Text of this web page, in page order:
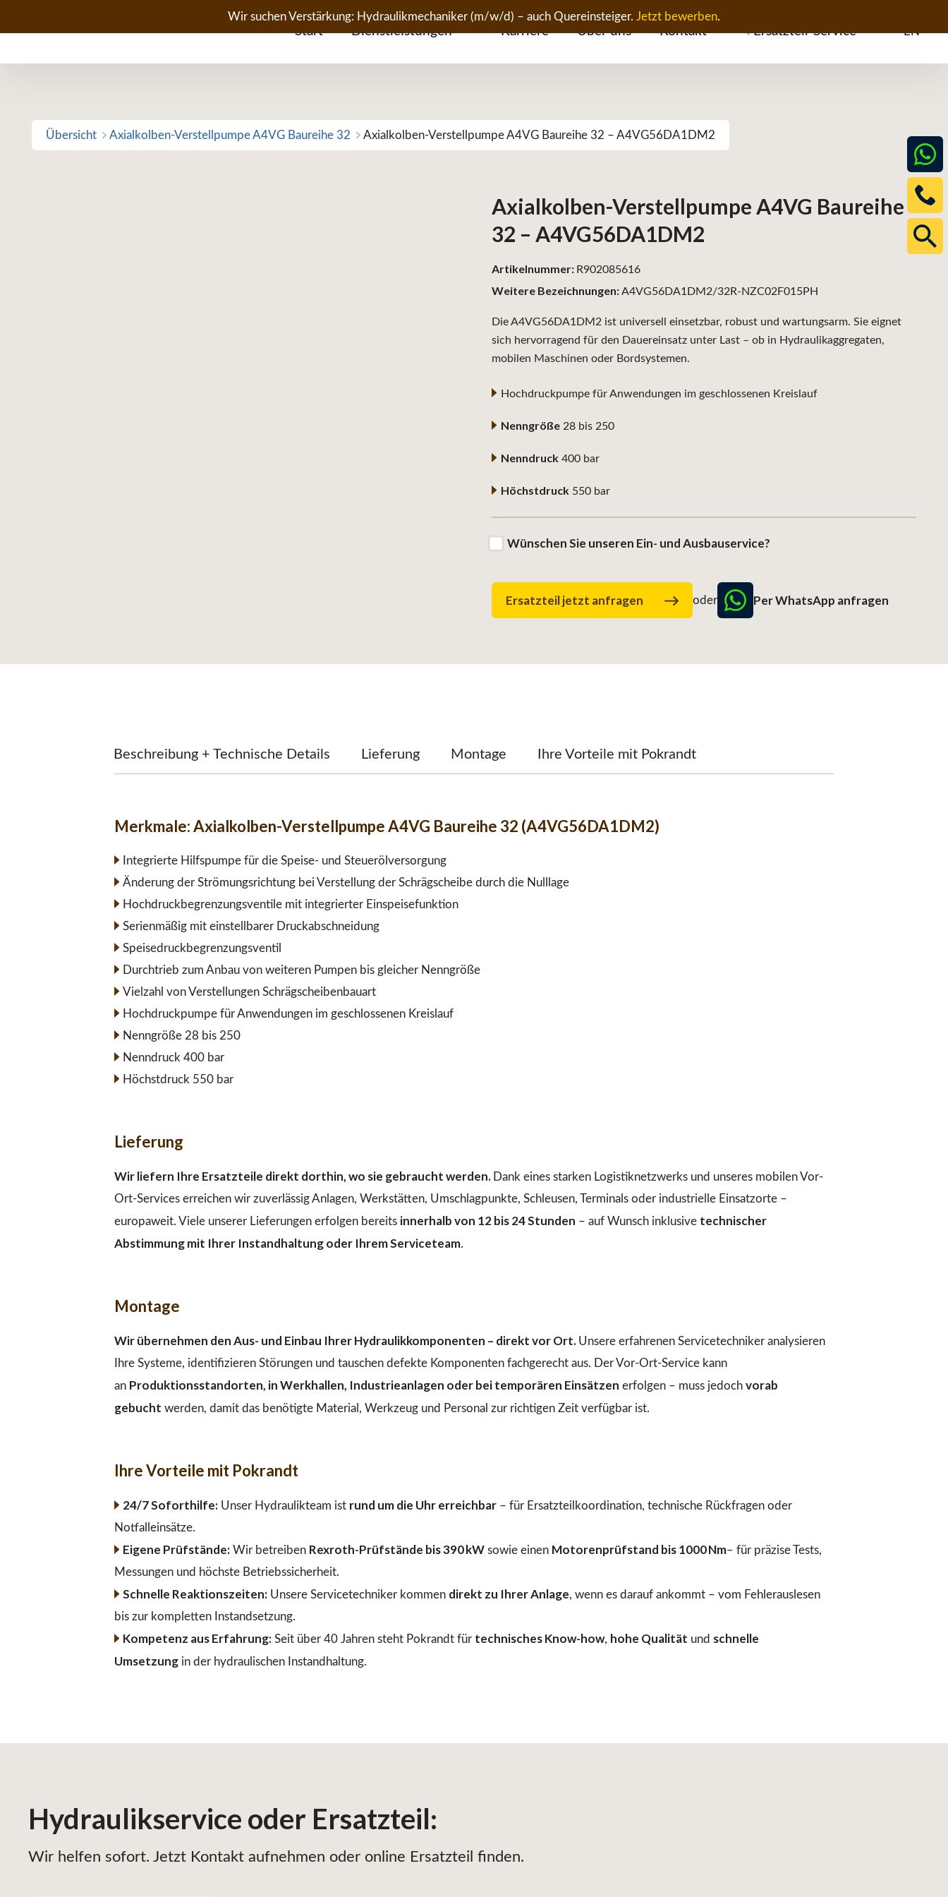
Inhalt
Wir suchen Verstärkung: Hydraulikmechaniker (m/w/d) – auch Quereinsteiger. Jetzt bewerben.
Start Dienstleistungen Karriere Über uns Kontakt Ersatzteil-Service EN
Übersicht Axialkolben-Verstellpumpe A4VG Baureihe 32 Axialkolben-Verstellpumpe A4VG Baureihe 32 – A4VG56DA1DM2
Axialkolben-Verstellpumpe A4VG Baureihe
32 – A4VG56DA1DM2
Die A4VG56DA1DM2 ist universell einsetzbar, robust und wartungsarm. Sie eignet
sich hervorragend für den Dauereinsatz unter Last – ob in Hydraulikaggregaten,
mobilen Maschinen oder Bordsystemen.
Hochdruckpumpe für Anwendungen im geschlossenen Kreislauf
Nenngröße 28 bis 250
Nenndruck 400 bar
Höchstdruck 550 bar
Wünschen Sie unseren Ein- und Ausbauservice?
Ersatzteil jetzt anfragen oder Per WhatsApp anfragen
Weitere Bezeichnungen:A4VG56DA1DM2/32R-NZC02F015PH
Artikelnummer: R902085616
Beschreibung + Technische Details Lieferung Montage Ihre Vorteile mit Pokrandt
Merkmale:Axialkolben-Verstellpumpe A4VG Baureihe 32 (A4VG56DA1DM2)
Integrierte Hilfspumpe für die Speise- und Steuerölversorgung
Änderung der Strömungsrichtung bei Verstellung der Schrägscheibe durch die Nulllage
Hochdruckbegrenzungsventile mit integrierter Einspeisefunktion
Serienmäßig mit einstellbarer Druckabschneidung
Speisedruckbegrenzungsventil
Durchtrieb zum Anbau von weiteren Pumpen bis gleicher Nenngröße
Vielzahl von Verstellungen Schrägscheibenbauart
Hochdruckpumpe für Anwendungen im geschlossenen Kreislauf
Nenngröße 28 bis 250
Nenndruck 400 bar
Höchstdruck 550 bar
Lieferung
Wir liefern Ihre Ersatzteile direkt dorthin, wo sie gebraucht werden. Dank eines starken Logistiknetzwerks und unseres mobilen Vor-
Ort-Services erreichen wir zuverlässig Anlagen, Werkstätten, Umschlagpunkte, Schleusen, Terminals oder industrielle Einsatzorte –
europaweit. Viele unserer Lieferungen erfolgen bereits innerhalb von 12 bis 24 Stunden – auf Wunsch inklusive technischer
Abstimmung mit Ihrer Instandhaltung oder Ihrem Serviceteam.
Montage
Wir übernehmen den Aus- und Einbau Ihrer Hydraulikkomponenten – direkt vor Ort. Unsere erfahrenen Servicetechniker analysieren
Ihre Systeme, identifizieren Störungen und tauschen defekte Komponenten fachgerecht aus. Der Vor-Ort-Service kann
an Produktionsstandorten, in Werkhallen, Industrieanlagen oder bei temporären Einsätzen erfolgen – muss jedoch vorab
gebucht werden, damit das benötigte Material, Werkzeug und Personal zur richtigen Zeit verfügbar ist.
Ihre Vorteile mit Pokrandt
24/7 Soforthilfe:Unser Hydraulikteam ist rund um die Uhr erreichbar– für Ersatzteilkoordination, technische Rückfragen oder
Notfalleinsätze.
Eigene Prüfstände:Wir betreiben Rexroth-Prüfstände bis 390 kWsowie einen Motorenprüfstand bis 1000 Nm– für präzise Tests,
Messungen und höchste Betriebssicherheit.
Schnelle Reaktionszeiten:Unsere Servicetechniker kommen direkt zu Ihrer Anlage, wenn es darauf ankommt – vom Fehlerauslesen
bis zur kompletten Instandsetzung.
Kompetenz aus Erfahrung:Seit über 40 Jahren steht Pokrandt für technisches Know-how, hohe Qualität und schnelle
Umsetzung in der hydraulischen Instandhaltung.
Hydraulikservice oder Ersatzteil:
Wir helfen sofort. Jetzt Kontakt aufnehmen oder online Ersatzteil finden.